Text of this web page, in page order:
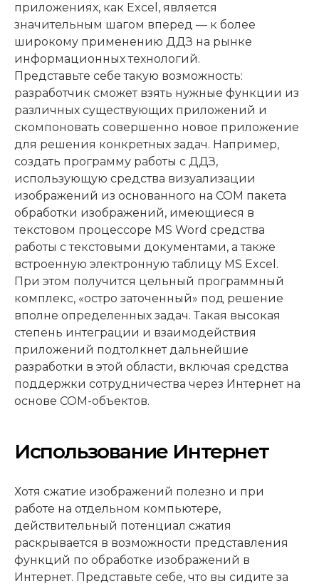
приложениях, как Excel, является
значительным шагом вперед — к более
широкому применению ДДЗ на рынке
информационных технологий.
Представьте себе такую возможность:
разработчик сможет взять нужные функции из
различных существующих приложений и
скомпоновать совершенно новое приложение
для решения конкретных задач. Например,
создать программу работы с ДДЗ,
использующую средства визуализации
изображений из основанного на COM пакета
обработки изображений, имеющиеся в
текстовом процессоре MS Word средства
работы с текстовыми документами, а также
встроенную электронную таблицу MS Excel.
При этом получится цельный программный
комплекс, «остро заточенный» под решение
вполне определенных задач. Такая высокая
степень интеграции и взаимодействия
приложений подтолкнет дальнейшие
разработки в этой области, включая средства
поддержки сотрудничества через Интернет на
основе COM-объектов.
Использование Интернет
Хотя сжатие изображений полезно и при
работе на отдельном компьютере,
действительный потенциал сжатия
раскрывается в возможности представления
функций по обработке изображений в
Интернет. Представьте себе, что вы сидите за